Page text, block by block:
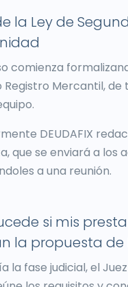
la Ley de
comienza
Registro Mercantil,
DEUDAFIX
que se enviará a los
a una reunión.
si mis
la propuesta de
la fase judicial, el